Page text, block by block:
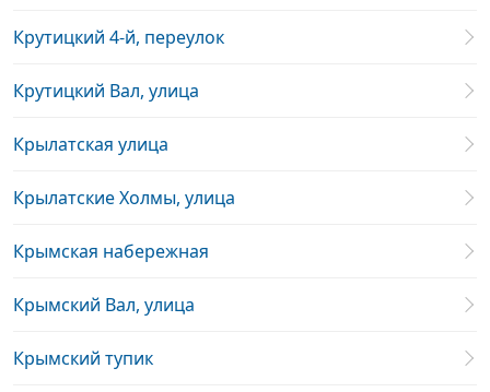
Крутицкий 4-й, переулок
Крутицкий Вал, улица
Крылатская улица
Крылатские Холмы, улица
Крымская набережная
Крымский Вал, улица
Крымский тупик